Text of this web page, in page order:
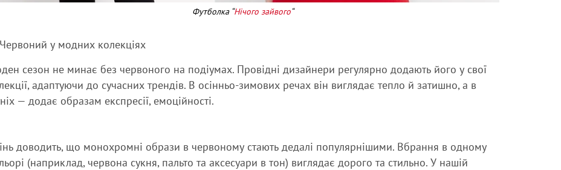
Футболка “Нічого зайвого“
Червоний у модних колекціях
сезон не минає без червоного на подіумах. Провідні дизайнери регулярно додають його у свої
адаптуючи до сучасних трендів. В осінньо-зимових речах він виглядає тепло й затишно, а в
— додає образам експресії, емоційності.
доводить, що монохромні образи в червоному стають дедалі популярнішими. Вбрання в одному
(наприклад, червона сукня, пальто та аксесуари в тон) виглядає дорого та стильно. У нашій